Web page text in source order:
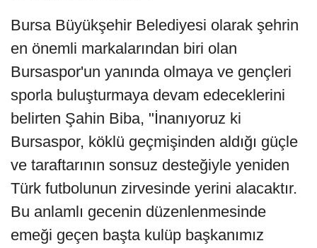
Bursa Büyükşehir Belediyesi olarak şehrin
en önemli markalarından biri olan
Bursaspor'un yanında olmaya ve gençleri
sporla buluşturmaya devam edeceklerini
belirten Şahin Biba, "İnanıyoruz ki
Bursaspor, köklü geçmişinden aldığı güçle
ve taraftarının sonsuz desteğiyle yeniden
Türk futbolunun zirvesinde yerini alacaktır.
Bu anlamlı gecenin düzenlenmesinde
emeği geçen başta kulüp başkanımız